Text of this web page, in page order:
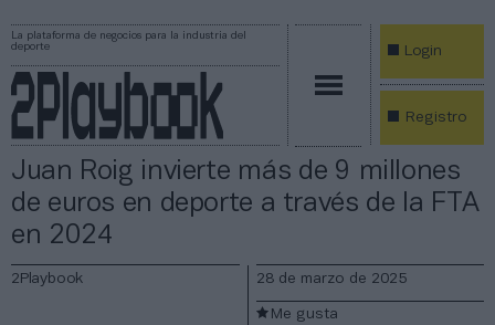
La plataforma de negocios para la industria del
deporte
Login
Registro
Juan Roig invierte más de 9 millones
de euros en deporte a través de la FTA
en 2024
2Playbook 28 de marzo de 2025
Me gusta